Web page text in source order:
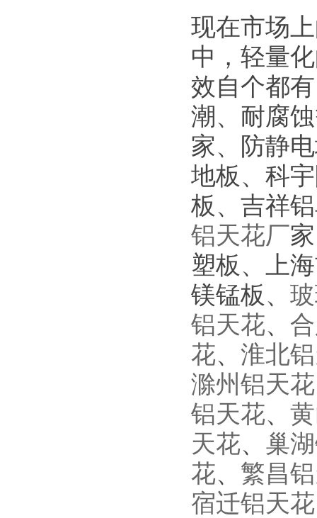
现在市场
中，轻量
效自个都
潮、耐腐
家、防静
地板、科
板、吉祥
铝天花厂
塑板、上
镁锰板、
铝天花、
花、 淮北
滁州铝天花
铝天花、
天花、 巢
花、 繁昌
宿迁铝天花